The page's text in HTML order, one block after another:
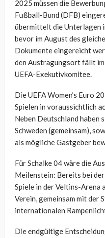
2025 müssen die
Fußball-Bund (DFB)
übermittelt die Unterlagen
bevor im August des
Dokumente eingereicht
den Austragungsort fällt
UEFA-Exekutivkomitee.
Die UEFA Women’s Euro
Spielen in voraussichtlich
Neben Deutschland haben
Schweden (gemeinsam),
als mögliche Gastgeber
Für Schalke 04 wäre die
Meilenstein: Bereits bei
Spiele in der Veltins-
Verein, gemeinsam mit der
internationalen
Die endgültige